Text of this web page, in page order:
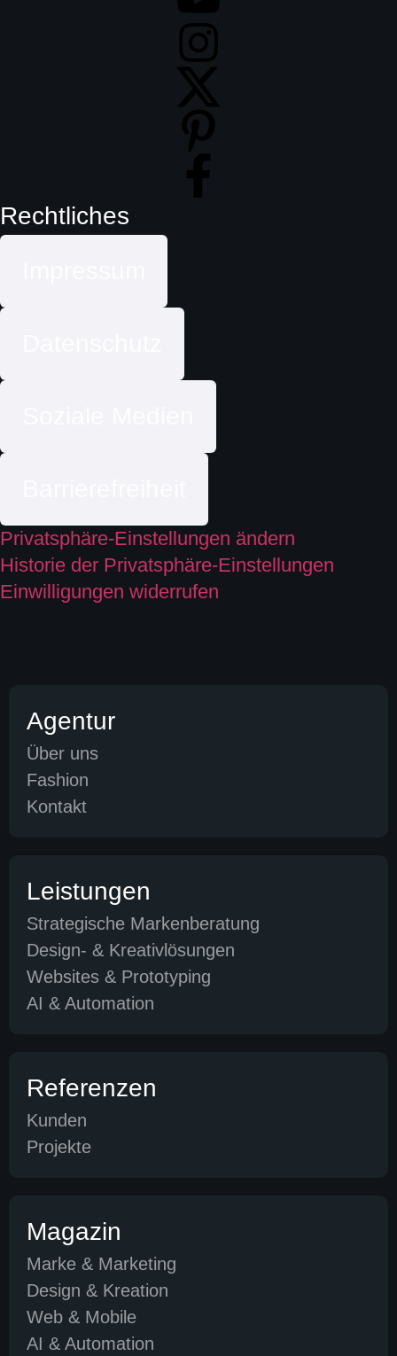
Rechtliches
Privatsphäre-Einstellungen ändern
Historie der Privatsphäre-Einstellungen
Einwilligungen widerrufen
Agentur
Über uns
Fashion
Kontakt
Leistungen
Strategische Markenberatung
Design- & Kreativlösungen
Websites & Prototyping
AI & Automation
Referenzen
Kunden
Projekte
Magazin
Marke & Marketing
Design & Kreation
Web & Mobile
AI & Automation